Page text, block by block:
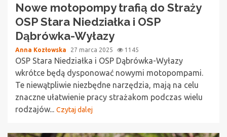
Nowe motopompy trafią do Straży
OSP Stara Niedziałka i OSP
Dąbrówka-Wyłazy
Anna Kozłowska 27 marca 2025 1145
OSP Stara Niedziałka i OSP Dąbrówka-Wyłazy
wkrótce będą dysponować nowymi motopompami.
Te niewątpliwie niezbędne narzędzia, mają na celu
znaczne ułatwienie pracy strażakom podczas wielu
rodzajów... Czytaj dalej